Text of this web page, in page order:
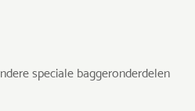
speciale baggeronderdelen